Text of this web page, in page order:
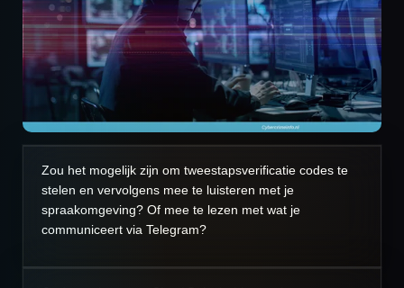
Zou het mogelijk zijn om tweestapsverificatie codes te
stelen en vervolgens mee te luisteren met je
spraakomgeving? Of mee te lezen met wat je
communiceert via Telegram?